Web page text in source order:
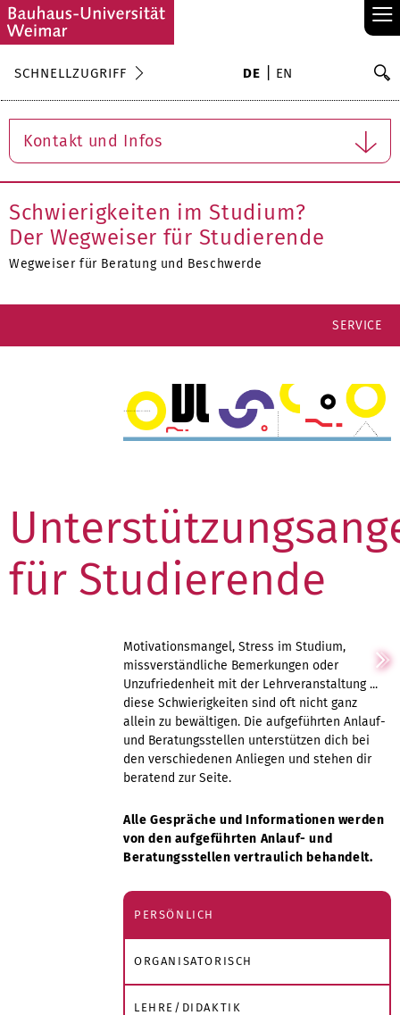
≡
SCHNELLZUGRIFF DE EN
Kontakt und Infos
Schwierigkeiten im Studium?
Der Wegweiser für Studierende
Wegweiser für Beratung und Beschwerde
SERVICE
für Studierende
Motivationsmangel, Stress im Studium,
missverständliche Bemerkungen oder
Unzufriedenheit mit der Lehrveranstaltung ...
diese Schwierigkeiten sind oft nicht ganz
allein zu bewältigen. Die aufgeführten Anlauf-
und Beratungsstellen unterstützen dich bei
den verschiedenen Anliegen und stehen dir
beratend zur Seite.
Alle Gespräche und Informationen werden
von den aufgeführten Anlauf- und
Beratungsstellen vertraulich behandelt.
PERSÖNLICH
ORGANISATORISCH
LEHRE/DIDAKTIK